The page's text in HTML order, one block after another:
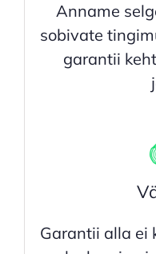
Anname
sobivate
garantii
Garantii alla ei